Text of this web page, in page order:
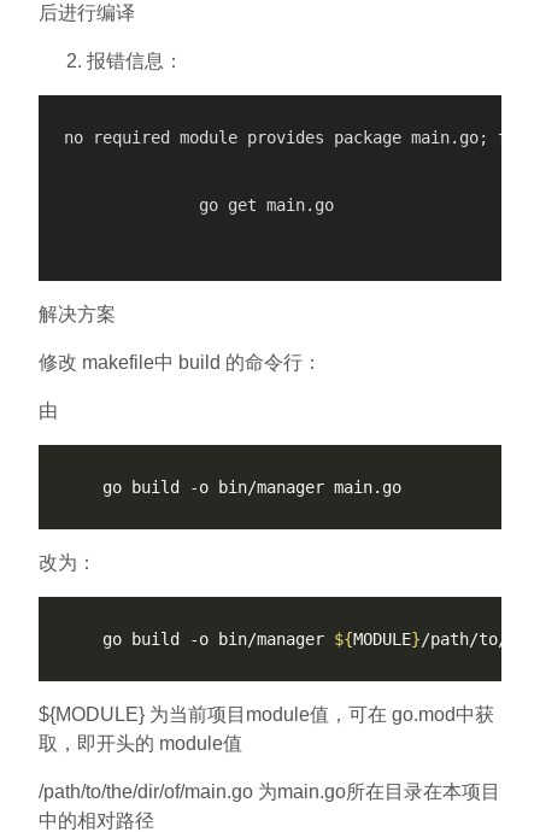
后进行编译
报错信息：
no required module provides package main.go; to
              go get main.go
解决方案
修改 makefile中 build 的命令行：
由
改为：
    go build -o bin/manager
${MODULE}
${MODULE} 为当前项目module值，可在 go.mod中获
取，即开头的 module值
/path/to/the/dir/of/main.go 为main.go所在目录在本项目
中的相对路径